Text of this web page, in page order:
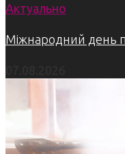
Актуально
Міжнародний день